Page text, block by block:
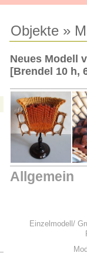
Objekte »
Neues Modell
[Brendel 10 h,
Allgemein
Einzelmodell/